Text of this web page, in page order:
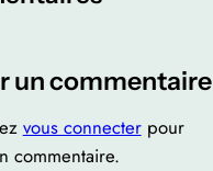
un commentaire
vous connecterpour
commentaire.